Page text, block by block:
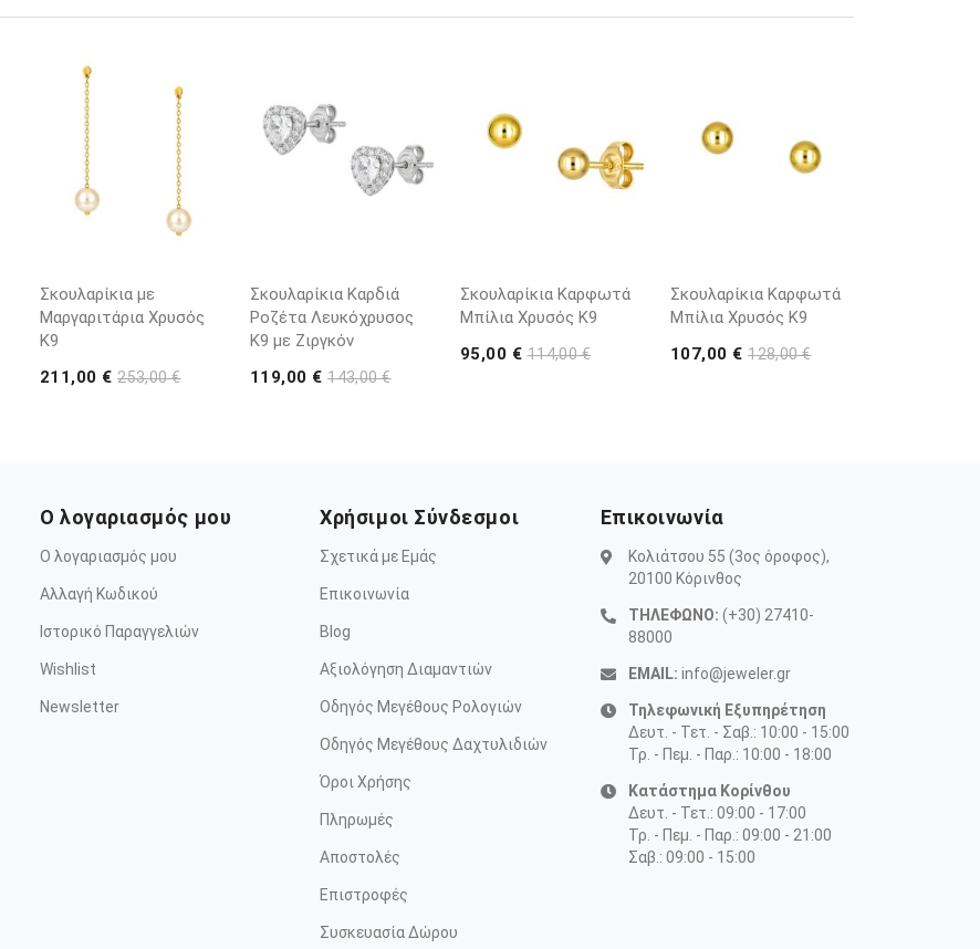
Σκουλαρίκια με
Μαργαριτάρια Χρυσός
K9
211,00 €253,00 €
Σκουλαρίκια Καρδιά
Ροζέτα Λευκόχρυσος
Κ9 με Ζιργκόν
119,00 €143,00 €
Σκουλαρίκια Καρφωτά
Μπίλια Χρυσός Κ9
95,00 €114,00 €
Σκουλαρίκια Καρφωτά
Μπίλια Χρυσός Κ9
107,00 €128,00 €
Ο λογαριασμός μου
Ο λογαριασμός μου
Αλλαγή Κωδικού
Ιστορικό Παραγγελιών
Wishlist
Newsletter
Χρήσιμοι Σύνδεσμοι
Σχετικά με Εμάς
Επικοινωνία
Blog
Αξιολόγηση Διαμαντιών
Οδηγός Μεγέθους Ρολογιών
Οδηγός Μεγέθους Δαχτυλιδιών
Όροι Χρήσης
Πληρωμές
Αποστολές
Επιστροφές
Συσκευασία Δώρου
Επικοινωνία
Κολιάτσου 55 (3ος όροφος),
20100 Κόρινθος
ΤΗΛΕΦΩΝΟ: (+30) 27410-
88000
EMAIL: info@jeweler.gr
Τηλεφωνική Εξυπηρέτηση
Δευτ. - Τετ. - Σαβ.: 10:00 - 15:00
Τρ. - Πεμ. - Παρ.: 10:00 - 18:00
Κατάστημα Κορίνθου
Δευτ. - Τετ.: 09:00 - 17:00
Τρ. - Πεμ. - Παρ.: 09:00 - 21:00
Σαβ.: 09:00 - 15:00